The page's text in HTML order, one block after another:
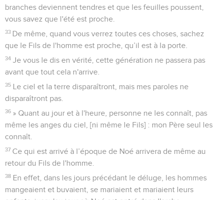
branches deviennent tendres et que les feuilles poussent,
vous savez que l'été est proche.
33 De même, quand vous verrez toutes ces choses, sachez
que le Fils de l'homme est proche, qu’il est à la porte.
34 Je vous le dis en vérité, cette génération ne passera pas
avant que tout cela n'arrive.
35
Le ciel et la terre disparaîtront, mais mes paroles ne
disparaîtront pas.
36 » Quant au jour et à l'heure, personne ne les connaît, pas
même les anges du ciel, [ni même le Fils] : mon Père seul les
connaît.
37 Ce qui est arrivé à l’époque de Noé arrivera de même au
retour du Fils de l'homme.
38 En effet, dans les jours précédant le déluge, les hommes
mangeaient et buvaient, se mariaient et mariaient leurs